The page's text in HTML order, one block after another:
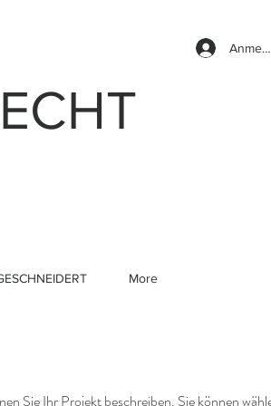
More
Sie Ihr Projekt beschreiben. Sie können